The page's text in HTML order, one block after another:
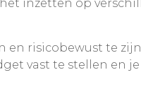
inzetten op
en risicobewust te
vast te stellen en